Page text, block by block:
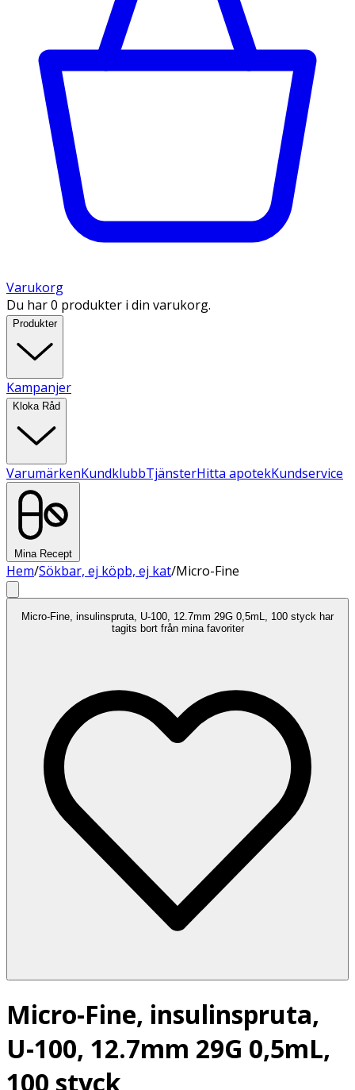
Varukorg
Du har 0 produkter i din varukorg.
Produkter
Kampanjer
Kloka Råd
VarumärkenKundklubbTjänsterHitta apotekKundservice
Mina Recept
Hem/Sökbar, ej köpb, ej kat/Micro-Fine
Micro-Fine, insulinspruta, U-100, 12.7mm 29G 0,5mL, 100 styck har
tagits bort från mina favoriter
Micro-Fine, insulinspruta,
U-100, 12.7mm 29G 0,5mL,
100 styck